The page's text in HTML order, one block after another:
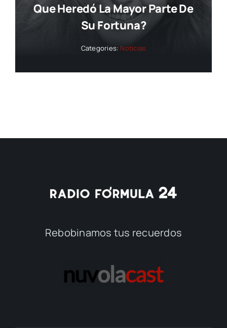
Que Heredó La Mayor Parte De
Su Fortuna?
Categories: Noticias
Rebobinamos tus recuerdos